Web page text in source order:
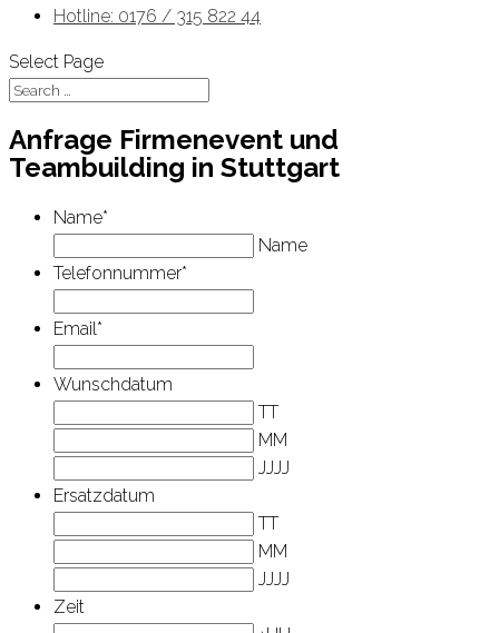
Hotline: 0176 / 315 822 44
Select Page
Anfrage Firmenevent und
Teambuilding in Stuttgart
Name*
Name
Telefonnummer*
Email*
Wunschdatum
TT
MM
JJJJ
Ersatzdatum
TT
MM
JJJJ
Zeit